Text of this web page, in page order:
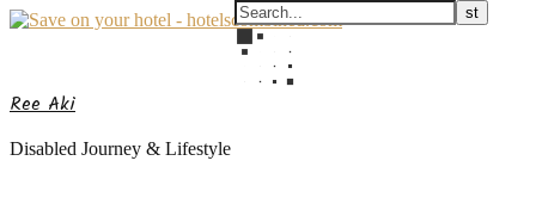
Ree Aki
Disabled Journey & Lifestyle